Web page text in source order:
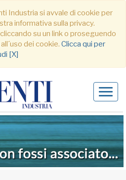
Industria si avvale di cookie per
informativa sulla privacy.
su un link o proseguendo
dei cookie. Clicca qui per
[X]